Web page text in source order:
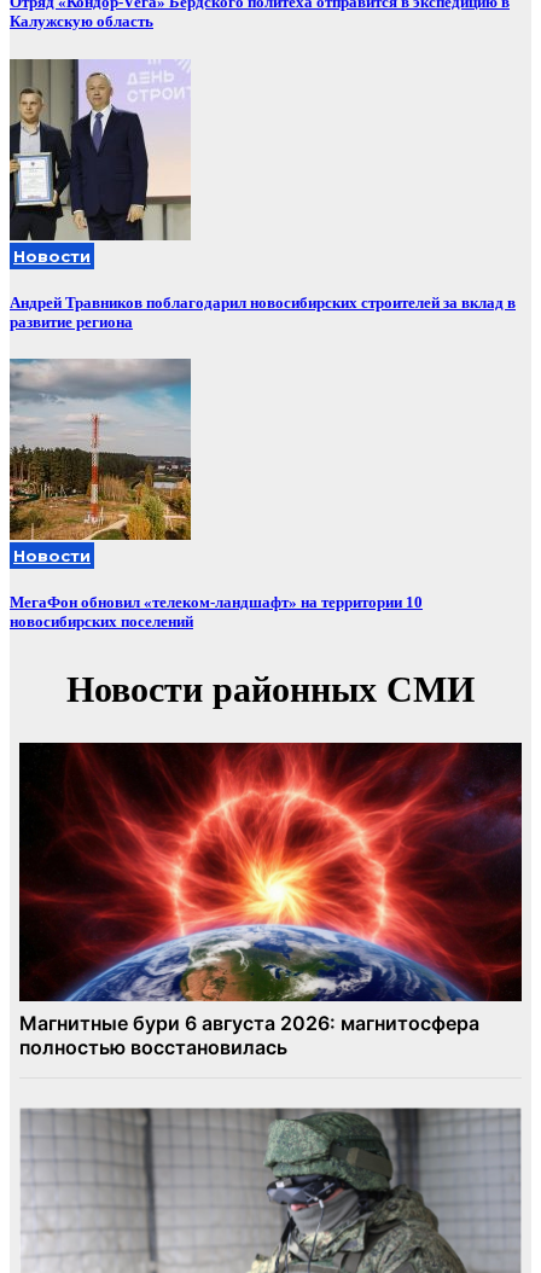
Калужскую область
Новости
Андрей Травников поблагодарил новосибирских строителей за вклад в
развитие региона
Новости
МегаФон обновил «телеком-ландшафт» на территории 10
новосибирских поселений